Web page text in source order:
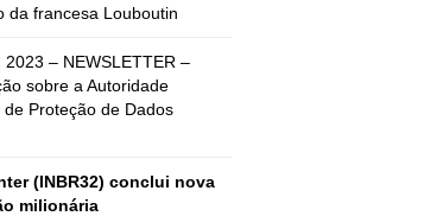
da francesa Louboutin
2023 – NEWSLETTER –
sobre a Autoridade
de Proteção de Dados
(INBR32) conclui nova
milionária